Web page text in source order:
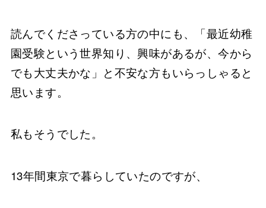
読んでくださっている方の中にも、「最近幼稚
園受験という世界知り、興味があるが、今から
でも大丈夫かな」と不安な方もいらっしゃると
思います。
私もそうでした。
13年間東京で暮らしていたのですが、